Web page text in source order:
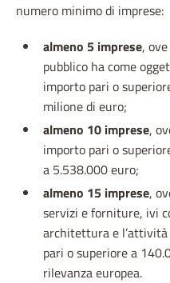
numero minimo di imprese:
almeno 5 imprese,
pubblico ha come
importo pari o
milione di euro;
almeno 10 imprese,
importo pari o
a 5.538.000 euro;
almeno 15 imprese,
servizi e forniture, ivi
architettura e
pari o superiore a
rilevanza europea.